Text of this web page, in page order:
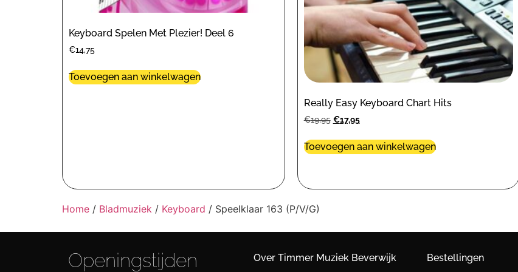
Keyboard Spelen Met Plezier! Deel 6
€14,75
Toevoegen aan winkelwagen
Really Easy Keyboard Chart Hits
€19,95 €17,95
Toevoegen aan winkelwagen
Home / Bladmuziek / Keyboard / Speelklaar 163 (P/V/G)
Openingstijden Over Timmer Muziek Beverwijk Bestellingen